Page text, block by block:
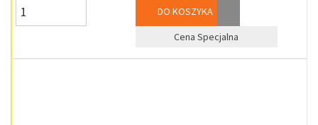
DO KOSZYKA
Cena Specjalna